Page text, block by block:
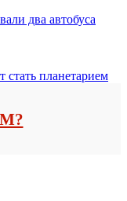
два автобуса
стать планетарием